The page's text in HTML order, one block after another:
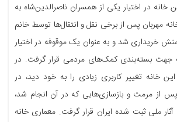
خانه در اختیار یکی از همسران ناصرالدین‌شاه به
مهربان پس از برخی نقل و انتقال‌ها توسط خانم
منش خریداری شد و به عنوان یک موقوفه در اختیار
جهت بسته‌بندی کمک‌های مردمی قرار گرفت. در
خانه تغییر کاربری زیادی را به خود دید، در
در سال 1384 پس از مرمت و بازسازی‌هایی که در آن انجام شد،
ملی ثبت شده ایران قرار گرفت. معماری خانه